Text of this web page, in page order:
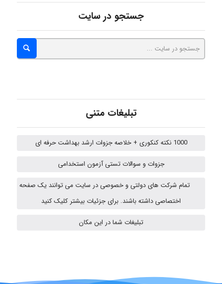
Jafar Tym
aghajari vahid
جستجو در سایت
تبلیغات متنی
1000 نکته کنکوری + خلاصه جزوات ارشد بهداشت حرفه ای
جزوات و سوالات تستی آزمون استخدامی
تمام شرکت های دولتی و خصوصی در سایت می توانند یک صفحه
اختصاصی داشته باشند. برای جزئیات بیشتر کلیک کنید
تبلیغات شما در این مکان